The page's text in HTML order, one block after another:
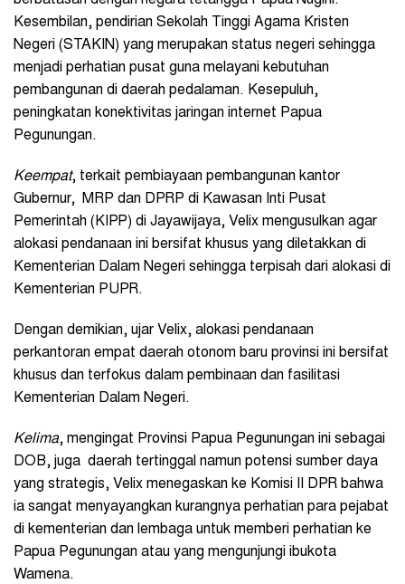
Kesembilan, pendirian Sekolah Tinggi Agama Kristen
Negeri (STAKIN) yang merupakan status negeri sehingga
menjadi perhatian pusat guna melayani kebutuhan
pembangunan di daerah pedalaman. Kesepuluh,
peningkatan konektivitas jaringan internet Papua
Pegunungan.
Keempat, terkait pembiayaan pembangunan kantor
Gubernur, MRP dan DPRP di Kawasan Inti Pusat
Pemerintah (KIPP) di Jayawijaya, Velix mengusulkan agar
alokasi pendanaan ini bersifat khusus yang diletakkan di
Kementerian Dalam Negeri sehingga terpisah dari alokasi di
Kementerian PUPR.
Dengan demikian, ujar Velix, alokasi pendanaan
perkantoran empat daerah otonom baru provinsi ini bersifat
khusus dan terfokus dalam pembinaan dan fasilitasi
Kementerian Dalam Negeri.
Kelima, mengingat Provinsi Papua Pegunungan ini sebagai
DOB, juga daerah tertinggal namun potensi sumber daya
yang strategis, Velix menegaskan ke Komisi II DPR bahwa
ia sangat menyayangkan kurangnya perhatian para pejabat
di kementerian dan lembaga untuk memberi perhatian ke
Papua Pegunungan atau yang mengunjungi ibukota
Wamena.